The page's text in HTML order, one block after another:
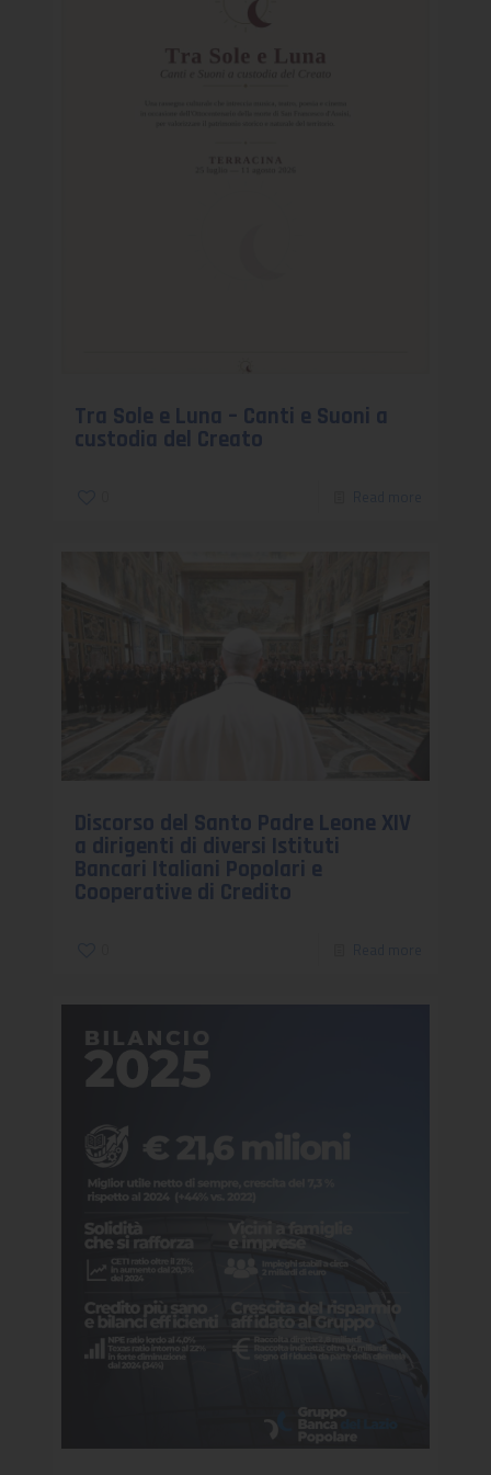
Tra Sole e Luna – Canti e Suoni a
custodia del Creato
Discorso del Santo Padre Leone XIV
a dirigenti di diversi Istituti
Bancari Italiani Popolari e
Cooperative di Credito